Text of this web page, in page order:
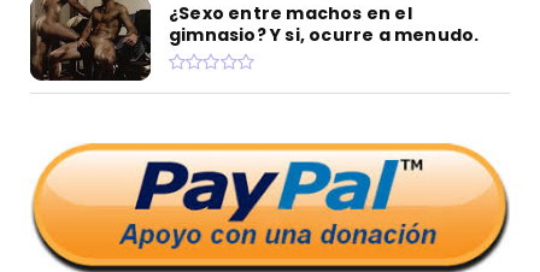
¿Sexo entre machos en el
gimnasio? Y si, ocurre a menudo.